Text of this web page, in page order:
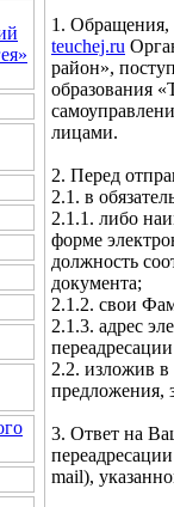
1. Обращения,
teuchej.ru
район»,
образования
лицами.
2. Перед
2.1. в
2.1.1. либо
форме
должность
документа;
2.1.2. свои
2.1.3. адрес
2.2. изложив в
предложения,
3. Ответ на
mail),